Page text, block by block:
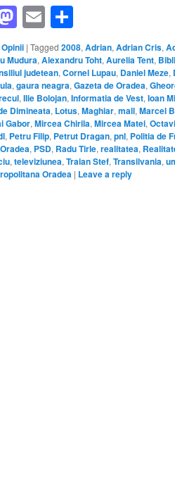
Mastodon
Email
Opinii | Tagged 2008, Adrian, Adrian Cris,
Mudura, Alexandru Toht, Aurelia Tent,
judetean, Cornel Lupau, Daniel Meze,
, gaura neagra, Gazeta de Oradea,
, Ilie Bolojan, Informatia de Vest, Ioan
Dimineata, Lotus, Maghiar, mall, Marcel
Gabor, Mircea Chirila, Mircea Matei,
, Petru Filip, Petrut Dragan, pnl, Politia de
, PSD, Radu Tirle, realitatea,
, televiziunea, Traian Stef, Transilvania,
Oradea | Leave a reply